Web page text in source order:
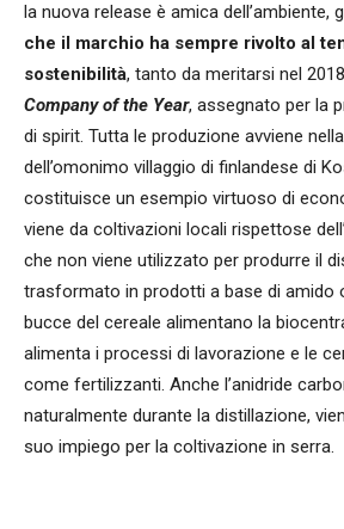
la nuova release è amica dell’ambiente,
che il marchio ha sempre rivolto al
sostenibilità, tanto da meritarsi nel
Company of the Year, assegnato per la
di spirit. Tutta le produzione avviene
dell’omonimo villaggio di finlandese di
costituisce un esempio virtuoso di
viene da coltivazioni locali rispettose
che non viene utilizzato per produrre il
trasformato in prodotti a base di amido
bucce del cereale alimentano la
alimenta i processi di lavorazione e le
come fertilizzanti. Anche l’anidride
naturalmente durante la distillazione,
suo impiego per la coltivazione in serra.